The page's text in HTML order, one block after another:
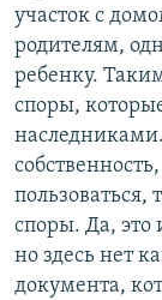
участок с
родителям,
ребенку.
споры,
наследниками.
пользоваться,
споры. Да,
но здесь нет
документа,